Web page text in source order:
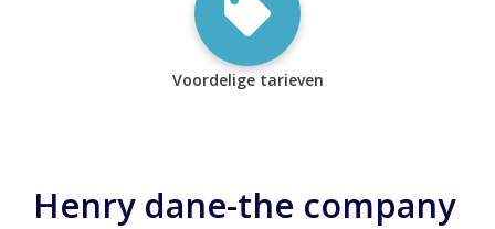
Voordelige tarieven
Henry dane-the company